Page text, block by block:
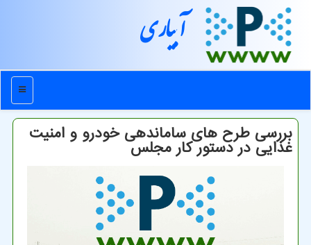
آبیاری
منو
بررسی طرح های ساماندهی خودرو و امنیت
غذایی در دستور کار مجلس